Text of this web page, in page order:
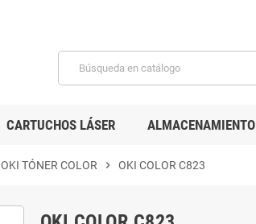
CARTUCHOS LÁSER ALMACENAMIENTO
OKI TÓNER COLOR chevron_right OKI COLOR C823